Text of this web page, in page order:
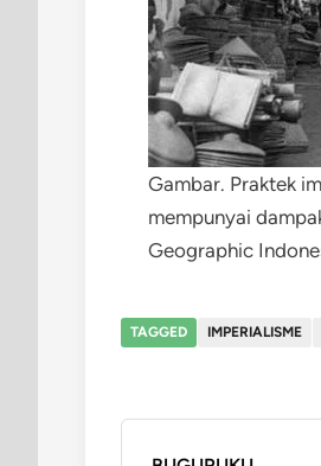
Gambar. Praktek
mempunyai
Geographic
TAGGED IMPERIALISME